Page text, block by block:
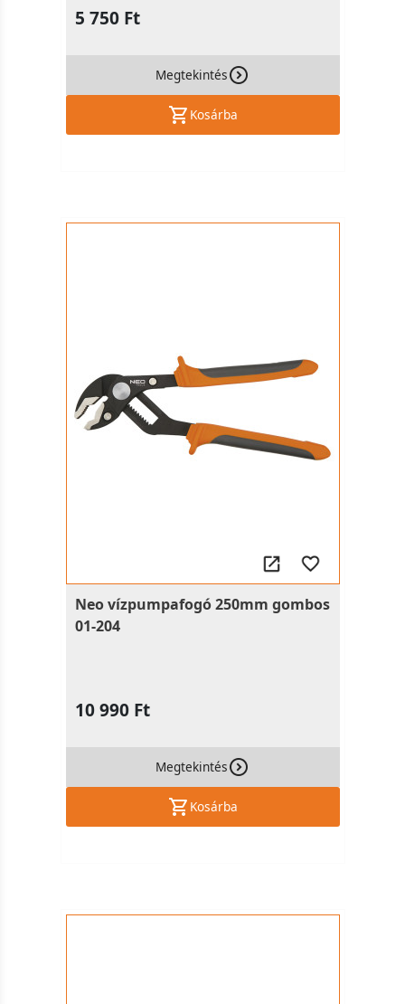
5 750 Ft
Megtekintés
Kosárba
Neo vízpumpafogó 250mm gombos
01-204
10 990 Ft
Megtekintés
Kosárba